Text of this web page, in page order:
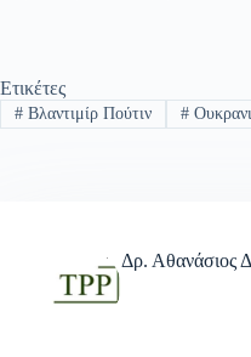
Ετικέτες
#Βλαντιμίρ Πούτιν #
Δρ. Αθανάσιος